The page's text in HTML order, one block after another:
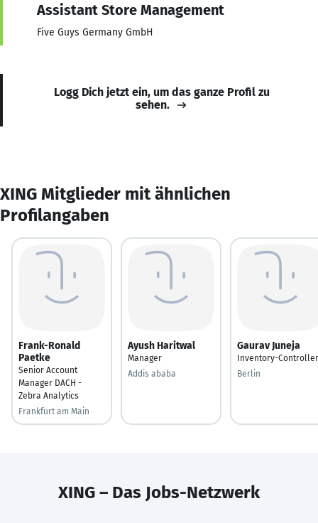
Assistant Store Management
Five Guys Germany GmbH
Logg Dich jetzt ein, um das ganze Profil zu
sehen.
XING Mitglieder mit ähnlichen
Profilangaben
Frank-Ronald
Paetke
Senior Account
Manager DACH -
Zebra Analytics
Frankfurt am Main
Ayush Haritwal
Manager
Addis ababa
Gaurav Juneja
Inventory-Controller
Berlin
XING – Das Jobs-Netzwerk